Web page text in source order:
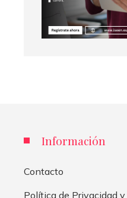
Información
Contacto
Política de Privacidad